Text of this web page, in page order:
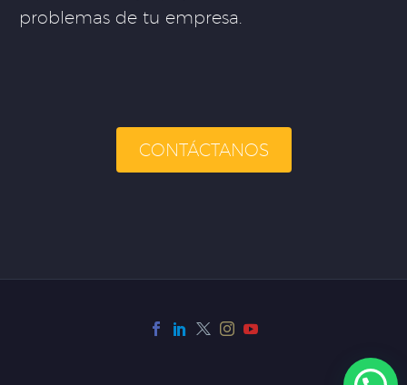
problemas de tu empresa.
CONTÁCTANOS